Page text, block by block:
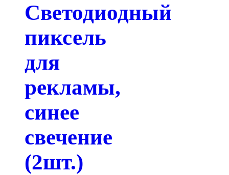
Светодиодный
пиксель
для
рекламы,
синее
свечение
(2шт.)